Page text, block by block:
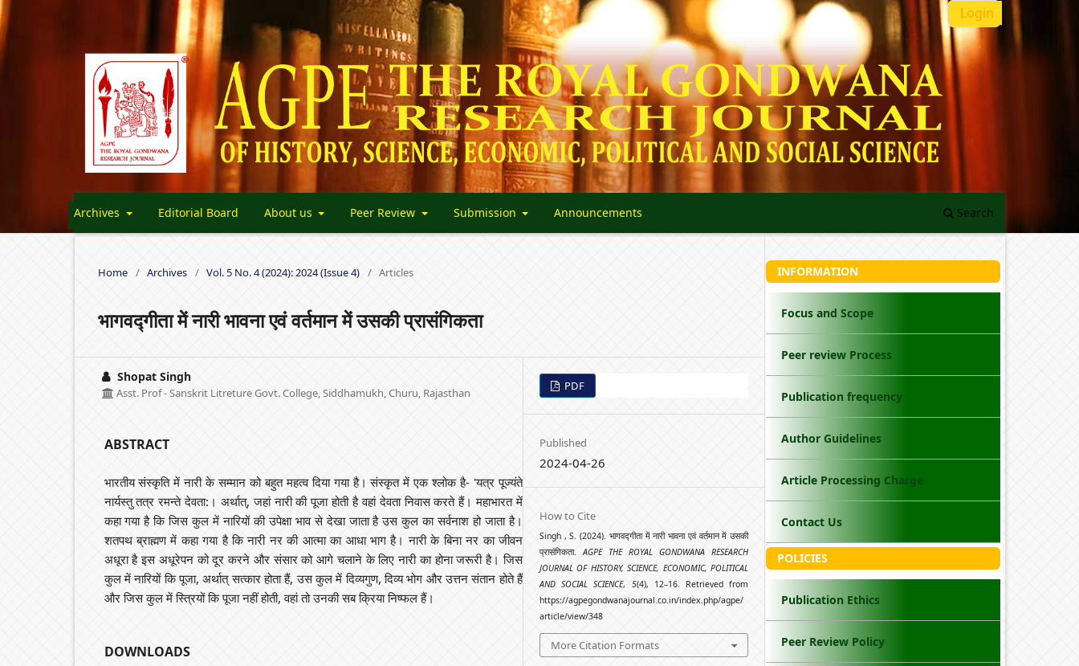
Archives Editorial Board About us Peer Review Submission Announcements Search
Login
Home / Archives / Vol. 5 No. 4 (2024): 2024 (Issue 4) / Articles
भागवद्गीता में नारी भावना एवं वर्तमान में उसकी प्रासंगिकता
Shopat Singh
Asst. Prof - Sanskrit Litreture Govt. College, Siddhamukh, Churu, Rajasthan
ABSTRACT
भारतीय संस्कृति में नारी के सम्मान को बहुत महत्व दिया गया है। संस्कृत में एक श्लोक है- 'यत्र पूज्यंते
नार्यस्तु तत्र रमन्ते देवता:। अर्थात्, जहां नारी की पूजा होती है वहां देवता निवास करते हैं। महाभारत में
कहा गया है कि जिस कुल में नारियों की उपेक्षा भाव से देखा जाता है उस कुल का सर्वनाश हो जाता है।
शतपथ ब्राह्मण में कहा गया है कि नारी नर की आत्मा का आधा भाग है। नारी के बिना नर का जीवन
अधूरा है इस अधूरेपन को दूर करने और संसार को आगे चलाने के लिए नारी का होना जरूरी है। जिस
कुल में नारियों कि पूजा, अर्थात्‌ सत्कार होता हैं, उस कुल में दिव्यगुण, दिव्य भोग और उत्तन संतान होते हैं
और जिस कुल में स्त्रियों कि पूजा नहीं होती, वहां तो उनकी सब क्रिया निष्फल हैं।
DOWNLOADS
PDF
Published
2024-04-26
How to Cite
Singh , S. (2024). भागवद्गीता में नारी भावना एवं वर्तमान में उसकी
प्रासंगिकता.AGPE THE ROYAL GONDWANA RESEARCH
JOURNAL OF HISTORY, SCIENCE, ECONOMIC, POLITICAL
AND SOCIAL SCIENCE, 5(4), 12–16. Retrieved from
https://agpegondwanajournal.co.in/index.php/agpe/
article/view/348
More Citation Formats
INFORMATION
Focus and Scope
Peer review Process
Publication frequency
Author Guidelines
Article Processing Charge
Contact Us
POLICIES
Publication Ethics
Peer Review Policy